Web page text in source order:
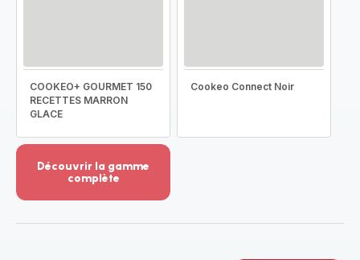
COOKEO+ GOURMET 150
RECETTES MARRON
GLACE
Cookeo Connect Noir
Découvrir la gamme
complète
-